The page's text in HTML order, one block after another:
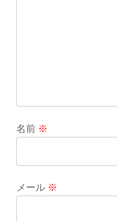
名前 ※
メール ※